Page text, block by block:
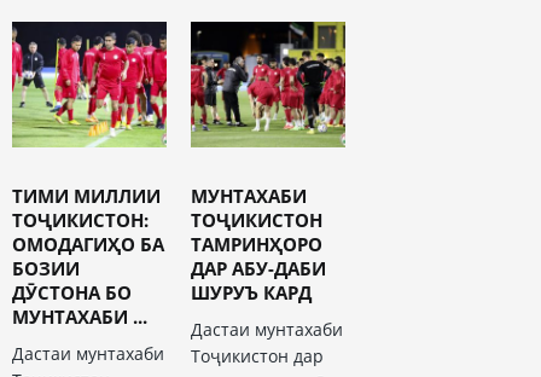
ТИМИ МИЛЛИИ
ТОҶИКИСТОН:
ОМОДАГИҲО БА
БОЗИИ
ДӮСТОНА БО
МУНТАХАБИ ...
Дастаи мунтахаби
МУНТАХАБИ
ТОҶИКИСТОН
ТАМРИНҲОРО
ДАР АБУ-ДАБИ
ШУРУЪ КАРД
Дастаи мунтахаби
Тоҷикистон дар